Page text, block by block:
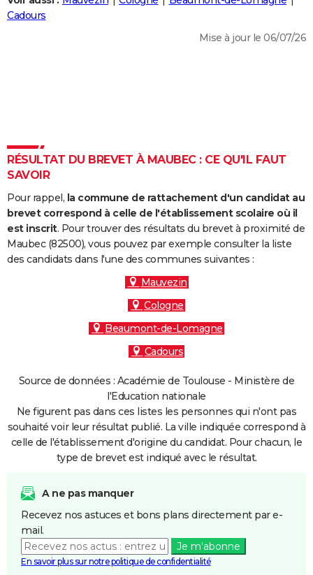
Destinations
City break
Voyage nature
Voyage de noces
Forum
Climat
+
PHOTO
Dictionnaire
Biographies
Citations
Expressions
Proverbes
PROGRAMME TV
S'inscrire
Se connecter
Lycées
Collèges
Primaires
Universités
Entreprises
Service militaire
Avis de recherche
AVIS DE DÉCÈS
FORUM
Cadours
Mise à jour le 06/07/26
RÉSULTAT DU BREVET À MAUBEC : CE QU'IL FAUT
SAVOIR
Pour rappel, la commune de rattachement d'un candidat au
brevet correspond à celle de l'établissement scolaire où il
est inscrit. Pour trouver des résultats du brevet à proximité de
Maubec (82500), vous pouvez par exemple consulter la liste
des candidats dans l'une des communes suivantes :
Mauvezin
Cologne
Beaumont-de-Lomagne
Cadours
Source de données : Académie de Toulouse - Ministère de
l'Education nationale
Ne figurent pas dans ces listes les personnes qui n'ont pas
souhaité voir leur résultat publié. La ville indiquée correspond à
celle de l'établissement d'origine du candidat. Pour chacun, le
type de brevet est indiqué avec le résultat.
A ne pas manquer
Recevez nos astuces et bons plans directement par e-
mail.
Je m'abonne
En savoir plus sur notre politique de confidentialité